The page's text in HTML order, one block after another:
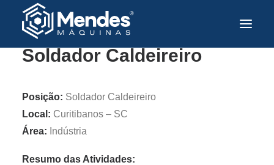
Soldador Caldeireiro
Posição: Soldador Caldeireiro
Local: Curitibanos – SC
Área: Indústria
Resumo das Atividades: